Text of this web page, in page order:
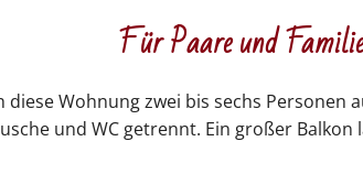
Für Paare und
Wohnung zwei bis sechs Personen
und WC getrennt. Ein großer